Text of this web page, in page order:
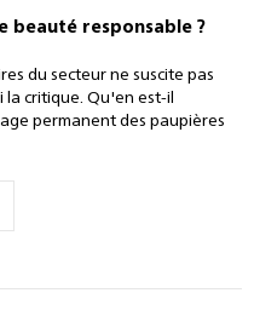
beauté responsable ?
du secteur ne suscite pas
la critique. Qu'en est-il
permanent des paupières